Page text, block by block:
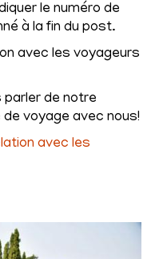
le numéro de
à la fin du post.
avec les voyageurs
parler de notre
voyage avec nous!
avec les